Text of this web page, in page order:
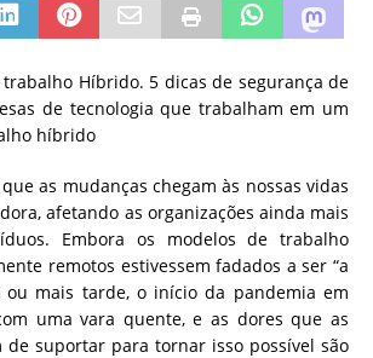
Híbrido. 5 dicas de segurança de
de tecnologia que trabalham em um
híbrido
as mudanças chegam às nossas vidas
afetando as organizações ainda mais
Embora os modelos de trabalho
remotos estivessem fadados a ser “a
ou mais tarde, o início da pandemia em
uma vara quente, e as dores que as
de suportar para tornar isso possível são